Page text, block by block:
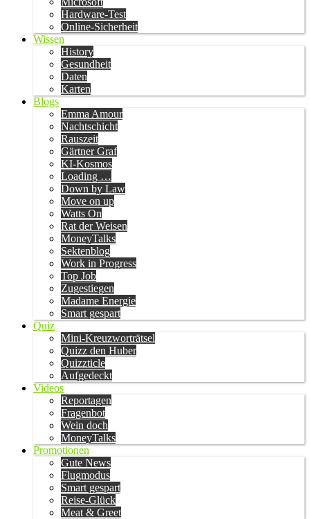
Hardware-Test
Online-Sicherheit
Wissen
History
Gesundheit
Daten
Karten
Blogs
Emma Amour
Nachtschicht
Rauszeit
Gärtner Graf
KI-Kosmos
Loading …
Down by Law
Move on up
Watts On
Rat der Weisen
MoneyTalks
Sektenblog
Work in Progress
Top Job
Zugestiegen
Madame Energie
Smart gespart
Quiz
Mini-Kreuzworträtsel
Quizz den Huber
Quizzticle
Aufgedeckt
Videos
Reportagen
Fragenbot
Wein doch
MoneyTalks
Promotionen
Gute News
Flugmodus
Smart gespart
Reise-Glück
Meat & Greet